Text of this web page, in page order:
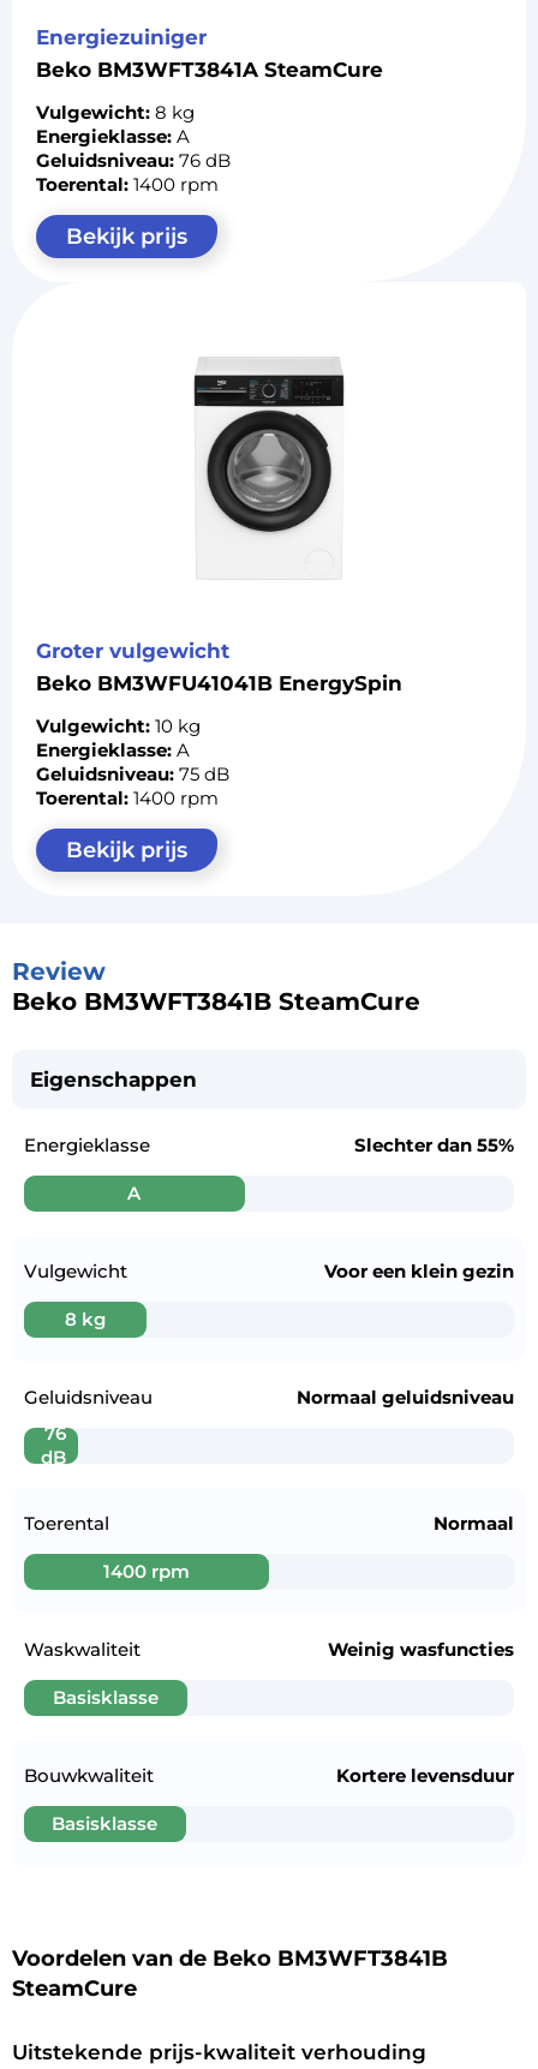
Energiezuiniger
Beko BM3WFT3841A SteamCure
Vulgewicht: 8 kg
Energieklasse: A
Geluidsniveau: 76 dB
Toerental: 1400 rpm
Bekijk prijs
Groter vulgewicht
Beko BM3WFU41041B EnergySpin
Vulgewicht: 10 kg
Energieklasse: A
Geluidsniveau: 75 dB
Toerental: 1400 rpm
Bekijk prijs
Review
Beko BM3WFT3841B SteamCure
Eigenschappen
Energieklasse
A
Slechter dan 55%
Vulgewicht
8 kg
Voor een klein gezin
Geluidsniveau
76
dB
Normaal geluidsniveau
Toerental
1400 rpm
Normaal
Waskwaliteit
Basisklasse
Weinig wasfuncties
Bouwkwaliteit
Basisklasse
Kortere levensduur
Voordelen van de Beko BM3WFT3841B
SteamCure
Uitstekende prijs-kwaliteit verhouding